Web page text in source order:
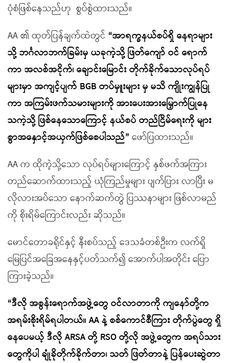
ပုံစံဖြစ်နေသည်ဟု စွပ်စွဲထားသည်။
AA ၏ ထုတ်ပြန်ချက်ထဲတွင် “အာရက္ခနယ်စပ်ရှိ နေရာများ
သို့ ဘင်္ဂလာဘက်ခြမ်းမှ ယခုကဲ့သို့ ဖြတ်ကျော် ဝင် ရောက်
ကာ အလစ်အငိုက်၊ ချောင်းမြောင်း တိုက်ခိုက်သောလုပ်ရပ်
များမှာ အကျင့်ပျက် BGB တပ်မှူးများ မှ မသိ ကျိုးကျွန်ပြု
ကာ အကြမ်းဖက်သမားများကို အားပေးအားမြှောက်ပြုနေ
သကဲ့သို့ ဖြစ်နေသောကြောင့် နယ်စပ် တည်ငြိမ်ရေးကို များ
စွာအနှောင့်အယှက်ဖြစ်စေပါသည်” ဖော်ပြထားသည်။
AA က ထိုကဲ့သို့သော လုပ်ရပ်များကြောင့် နှစ်ဖက်အကြား
တည်ဆောက်ထားသည့် ယုံကြည်မှုများ ပျက်ပြား လာပြီး မ
လိုလားအပ်သော နောက်ဆက်တွဲ ပြဿနာများ ဖြစ်လာမည်
ကို စိုးရိမ်ကြောင်းလည်း ဆိုသည်။
မောင်တောခရိုင်နှင့် နီးစပ်သည့် ဒေသခံတစ်ဦးက လက်ရှိ
မြေပြင်အခြေအနေနှင့်ပတ်သက်၍ အောက်ပါအတိုင်း ပြော
ကြားခဲ့သည်။
“ဒီလို အစွန်းရောက်အဖွဲ့တွေ ဝင်လာတာကို ကျနော်တို့က
အရမ်းစိုးရိမ်ရပါတယ်။AAနဲ့ စစ်ကောင်စီကြား တိုက်ပွဲတွေ ရှိ
နေပေမယ့် ဒီလိုARSAတို့ RSOတို့လို အဖွဲ့တွေက အရပ်သား
တွေကိုပါ ချုံခိုတိုက်ခိုက်တာ၊ သတ် ဖြတ်တာနဲ့ ပြန်ပေးဆွဲတာ